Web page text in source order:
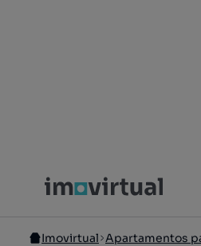
Imovirtual Apartamentos